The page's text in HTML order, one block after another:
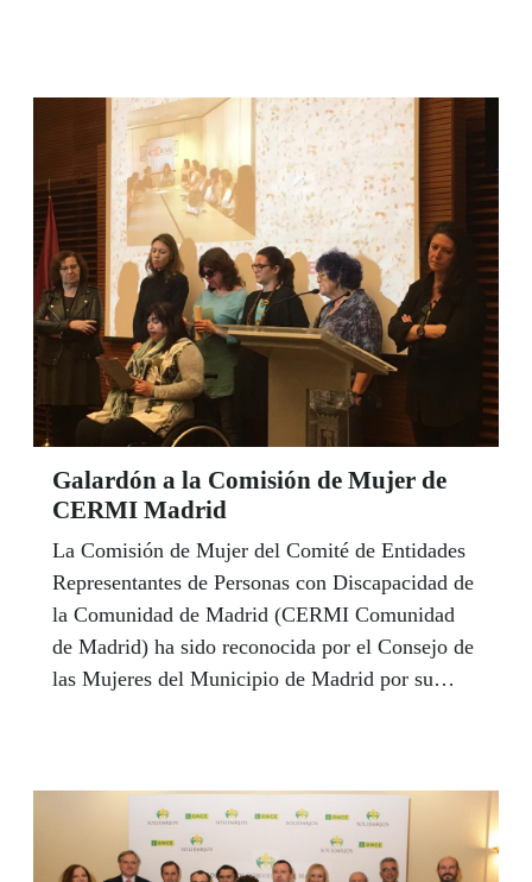
Galardón a la Comisión de Mujer de
CERMI Madrid
La Comisión de Mujer del Comité de Entidades
Representantes de Personas con Discapacidad de
la Comunidad de Madrid (CERMI Comunidad
de Madrid) ha sido reconocida por el Consejo de
las Mujeres del Municipio de Madrid por su